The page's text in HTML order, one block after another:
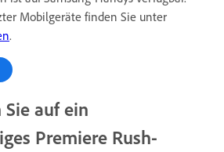
Mobilgeräte finden Sie unter
.
auf ein
Premiere Rush-